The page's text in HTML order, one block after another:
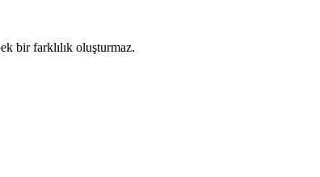
bir farklılık oluşturmaz.